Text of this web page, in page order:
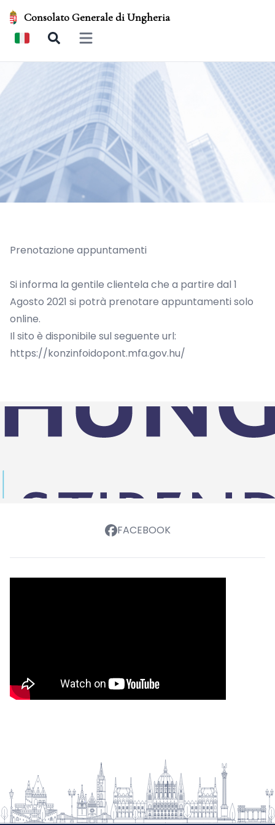
Consolato Generale di Ungheria
Open main menu
Prenotazione appuntamenti
Si informa la gentile clientela che a partire dal 1
Agosto 2021 si potrà prenotare appuntamenti solo
online.
Il sito è disponibile sul seguente url:
https://konzinfoidopont.mfa.gov.hu/
FACEBOOK